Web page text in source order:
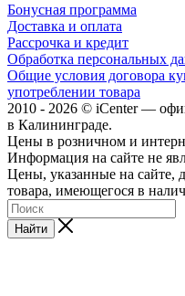
Бонусная программа
Доставка и оплата
Рассрочка и кредит
Обработка персональных
Общие условия договора
употреблении товара
2010 - 2026 © iCenter —
в Калининграде.
Цены в розничном и
Информация на сайте не
Цены, указанные на сайте,
товара, имеющегося в
Найти